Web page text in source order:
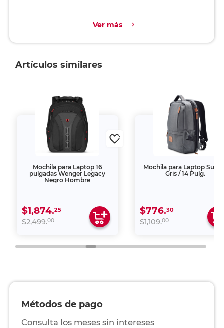
Ver más
Artículos similares
Mochila para Laptop 16
pulgadas Wenger Legacy
Negro Hombre
$1,874.25
$2,499.00
Mochila para Laptop
Gris / 14 Pulg.
$776.30
$1,109.00
Métodos de pago
Consulta los meses sin intereses